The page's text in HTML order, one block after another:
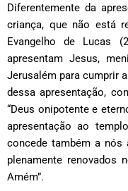
Diferentemente da
criança, que não está
Evangelho de Lucas
apresentam Jesus,
Jerusalém para cumprir
dessa apresentação,
“Deus onipotente e
apresentação ao
concede também a nós
plenamente renovados
Amém”.